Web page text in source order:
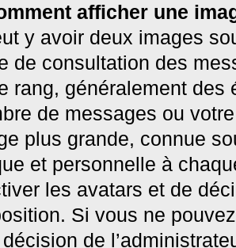
afficher une
y avoir deux images
de consultation des
rang, généralement
de messages ou
plus grande, connue
et personnelle à
les avatars et de
Si vous ne
de